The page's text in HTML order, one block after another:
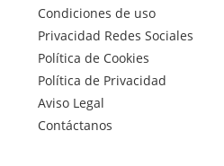
Condiciones de uso
Privacidad Redes Sociales
Política de Cookies
Política de Privacidad
Aviso Legal
Contáctanos